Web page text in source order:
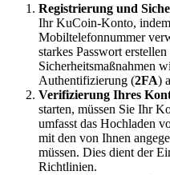
Registrierung und
Ihr KuCoin-Konto,
Mobiltelefonnummer
starkes Passwort
Sicherheitsmaßnahmen
Authentifizierung (2FA)
Verifizierung Ihres
starten, müssen Sie Ihr
umfasst das Hochladen
mit den von Ihnen
müssen. Dies dient der
Richtlinien.